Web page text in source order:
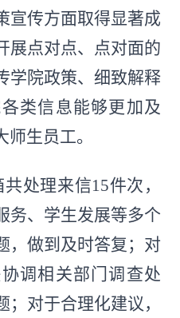
宣传方面取得显著成
展点对点、点对面的
学院政策、细致解释
类信息能够更加及
生员工。
处理来信15件次，
务、学生发展等多个
，做到及时答复；对
调相关部门调查处
对于合理化建议，